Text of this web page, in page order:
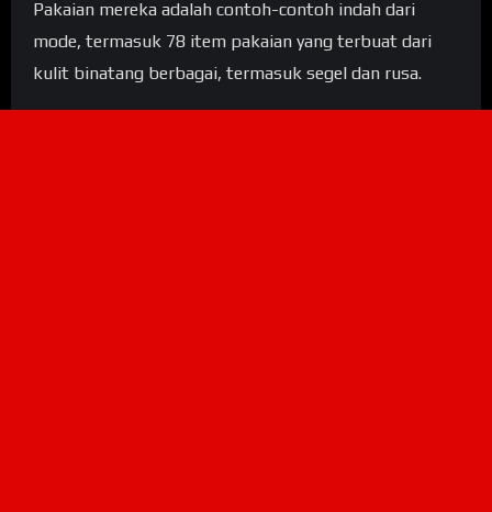
Pakaian mereka adalah contoh-contoh indah dari
mode, termasuk 78 item pakaian yang terbuat dari
kulit binatang berbagai, termasuk segel dan rusa.